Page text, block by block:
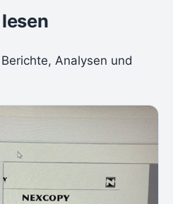
Analysen und